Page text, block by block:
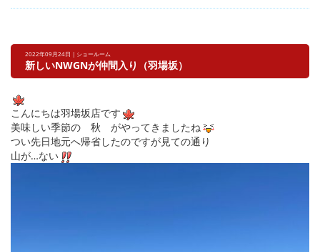
2022年09月24日 | ショールーム
新しいNWGNが仲間入り（羽場坂）
こんにちは羽場坂店です
美味しい季節の 秋 がやってきましたね
つい先日地元へ帰省したのですが見ての通り
山が…ない